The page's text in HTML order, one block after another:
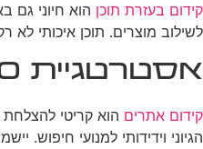
קידום בעזרת תוכן הוא חיוני גם
לשילוב מוצרים. תוכן איכותי
אסטרטגיית SEO מקיפה
קידום אתרים